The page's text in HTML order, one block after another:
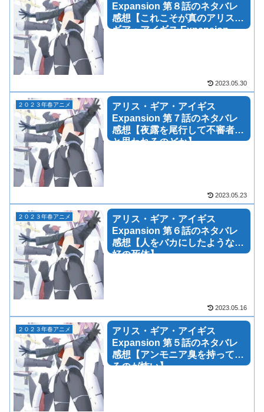
Expansion 第８話のネタバレ
感想【これこそが真のアリス・
ギア・アイギス Expansion
2023.05.30
２０２３年春アニメ
アリス・ギア・アイギス
Expansion 第７話のネタバレ
感想【夜露を尾行して不審者だ
と思われるのどか】
2023.05.23
２０２３年春アニメ
アリス・ギア・アイギス
Expansion 第６話のネタバレ
感想【人をバカにしたような格
好の死体】
2023.05.16
２０２３年春アニメ
アリス・ギア・アイギス
Expansion 第５話のネタバレ
感想【アンモニア臭を持ってい
るのが怖い】